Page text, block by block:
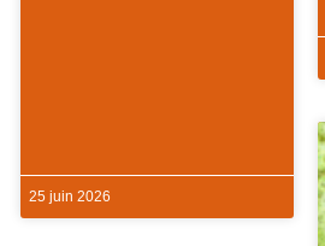
25 juin 2026